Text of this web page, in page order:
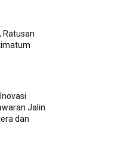
Ratusan
Jalin
dan